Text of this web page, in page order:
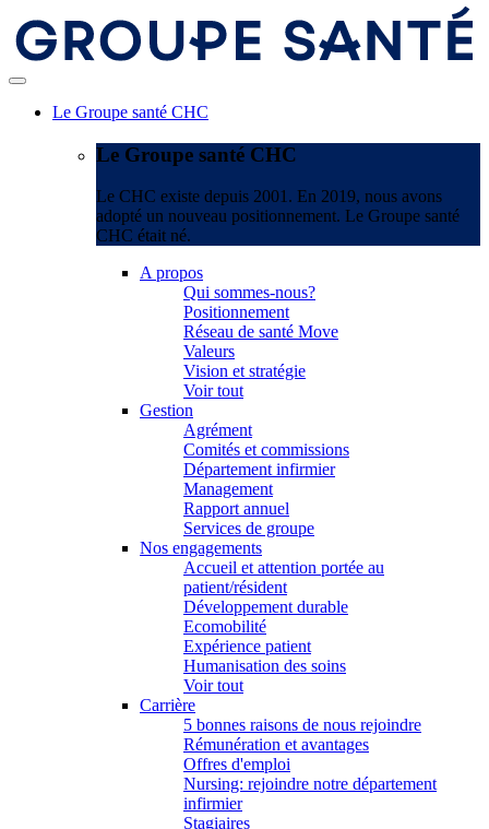
Le Groupe santé CHC
Le Groupe santé CHC
Le CHC existe depuis 2001. En 2019, nous avons
adopté un nouveau positionnement. Le Groupe santé
CHC était né.
A propos
Qui sommes-nous?
Positionnement
Réseau de santé Move
Valeurs
Vision et stratégie
Voir tout
Gestion
Agrément
Comités et commissions
Département infirmier
Management
Rapport annuel
Services de groupe
Nos engagements
Accueil et attention portée au
patient/résident
Développement durable
Ecomobilité
Expérience patient
Humanisation des soins
Voir tout
Carrière
5 bonnes raisons de nous rejoindre
Rémunération et avantages
Offres d'emploi
Nursing: rejoindre notre département
infirmier
Stagiaires